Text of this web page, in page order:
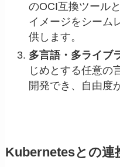
のOCI互換ツール
イメージをシーム
供します。
多言語・多ライブ
じめとする任意の
開発でき、自由度
Kubernetesとの連